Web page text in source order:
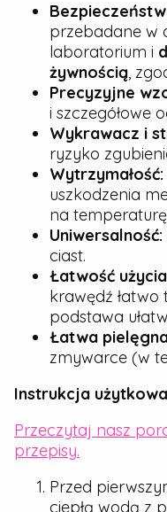
przebadane w
laboratorium i
żywnością,
Precyzyjne
i szczegółowe
Wykrawacz i
ryzyko
Wytrzymałość:
uszkodzenia
na
Uniwersalność:
ciast.
Łatwość
krawędź łatwo
podstawa
Łatwa
zmywarce (w
Instrukcja
Przeczytaj nasz
przepisy.
Przed
ciepłą wodą z